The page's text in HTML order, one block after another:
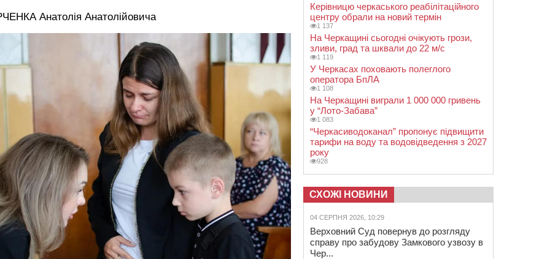
Анатолія Анатолійовича
Керівницю черкаського реабілітаційного
центру обрали на новий термін
1 137
На Черкащині сьогодні очікують грози,
зливи, град та шквали до 22 м/с
1 119
У Черкасах поховають полеглого
оператора БпЛА
1 108
На Черкащині виграли 1 000 000 гривень
у “Лото-Забава”
1 083
“Черкасиводоканал” пропонує підвищити
тарифи на воду та водовідведення з 2027
року
928
СХОЖІ НОВИНИ
04 СЕРПНЯ 2026, 10:29
Верховний Суд повернув до розгляду
справу про забудову Замкового узвозу в
Чер...